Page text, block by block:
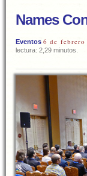
Names
Eventos 6 de febrero
lectura: 2,29 minutos.